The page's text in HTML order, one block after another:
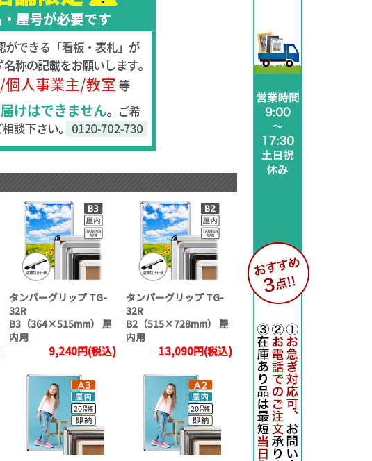
タンパーグリップ TG-
32R
B3（364×515mm） 屋
内用
9,240円(税込)
タンパーグリップ TG-
32R
B2（515×728mm） 屋
内用
13,090円(税込)